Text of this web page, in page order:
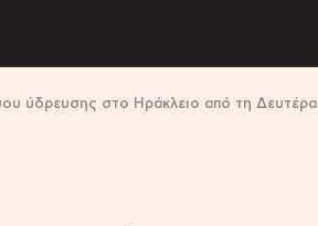
ύδρευσης στο Ηράκλειο από τη Δευτέρα